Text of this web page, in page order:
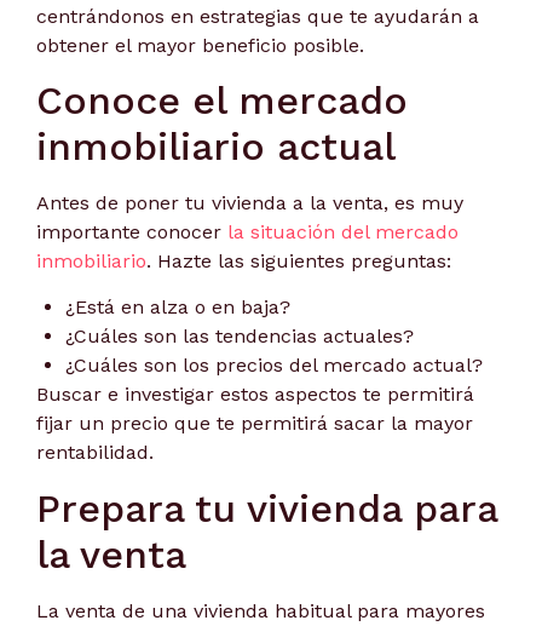
centrándonos en estrategias que te ayudarán a
obtener el mayor beneficio posible.
Conoce el mercado
inmobiliario actual
Antes de poner tu vivienda a la venta, es muy
importante conocer la situación del mercado
inmobiliario. Hazte las siguientes preguntas:
¿Está en alza o en baja?
¿Cuáles son las tendencias actuales?
¿Cuáles son los precios del mercado actual?
Buscar e investigar estos aspectos te permitirá
fijar un precio que te permitirá sacar la mayor
rentabilidad.
Prepara tu vivienda para
la venta
La venta de una vivienda habitual para mayores